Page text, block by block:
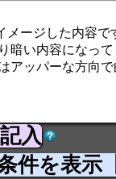
ージした内容で
暗い内容になっ
アッパーな方向
入
件を表示